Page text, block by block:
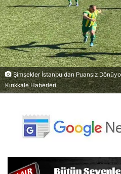
Şimşekler İstanbuldan Puansız
Kırıkkale Haberleri